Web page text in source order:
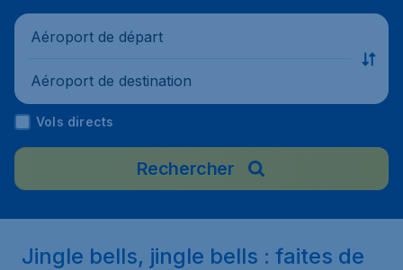
Aéroport de départ
Aéroport de destination
Vols directs
Rechercher
Jingle bells, jingle bells : faites de